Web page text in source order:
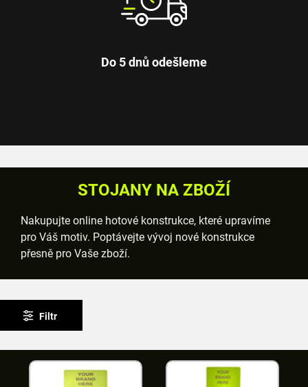
Do 5 dnů odešleme
STOJANY NA ZBOŽÍ
Nakupujte online hotové konstrukce, které upravíme
pro Váš motiv. Poptávejte vývoj nové konstrukce
přesně pro Vaše zboží.
Filtr